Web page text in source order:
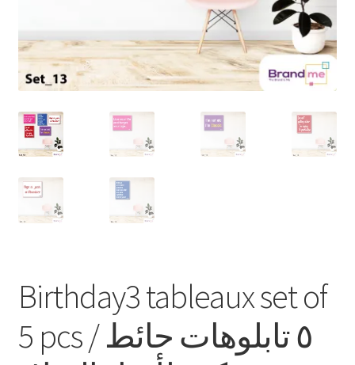
Birthday3 tableaux set of
5 pcs / ٥ تابلوهات حائط